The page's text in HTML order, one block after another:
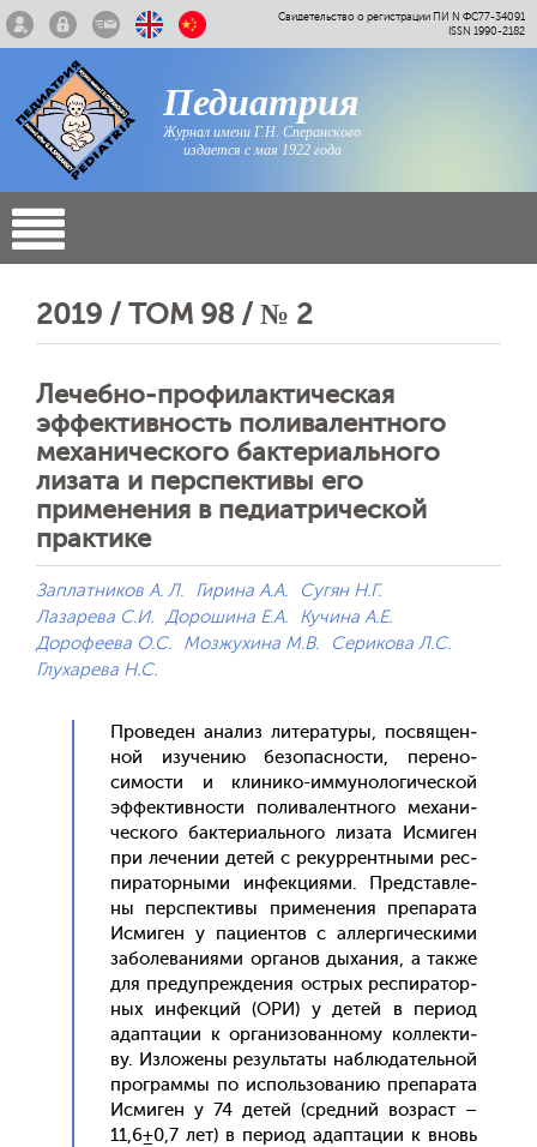
Свидетельство о регистрации ПИ N ФС77-34091
ISSN 1990-2182
Педиатрия
Журнал имени Г.Н. Сперанского
издается с мая 1922 года
2019 / ТОМ 98 / № 2
Лечебно-профилактическая
эффективность поливалентного
механического бактериального
лизата и перспективы его
применения в педиатрической
практике
Заплатников А. Л. Гирина А.А.
Сугян Н.Г.
Лазарева С.И. Дорошина Е.А.
Кучина А.Е.
Дорофеева О.С.
Мозжухина М.В.
Серикова Л.С.
Глухарева Н.С.
Про­веден ана­лиз ли­тера­туры, пос­вя­щен­
ной изу­чению бе­зопас­ности, пе­рено­
симос­ти и кли­нико-им­му­ноло­гичес­кой
эф­фектив­ности по­лива­лен­тно­го ме­хани­
чес­ко­го бак­те­ри­аль­но­го ли­зата Ис­ми­ген
при ле­чении де­тей с ре­кур­рен­тны­ми рес­
пи­ратор­ны­ми ин­фекци­ями. Пред­став­ле­
ны пер­спек­ти­вы при­мене­ния пре­пара­та
Ис­ми­ген у па­ци­ен­тов с ал­лерги­чес­ки­ми
за­боле­вани­ями ор­га­нов ды­хания, а так­же
для пре­дуп­режде­ния ос­трых рес­пи­ратор­
ных ин­фекций (ОРИ) у де­тей в пе­ри­од
адап­та­ции к ор­га­низо­ван­но­му кол­лекти­
ву. Из­ло­жены ре­зуль­та­ты наб­лю­датель­ной
прог­раммы по ис­поль­зо­ванию пре­пара­та
Ис­ми­ген у 74 де­тей (сред­ний воз­раст –
11,6±0,7 лет) в пе­ри­од адап­та­ции к вновь